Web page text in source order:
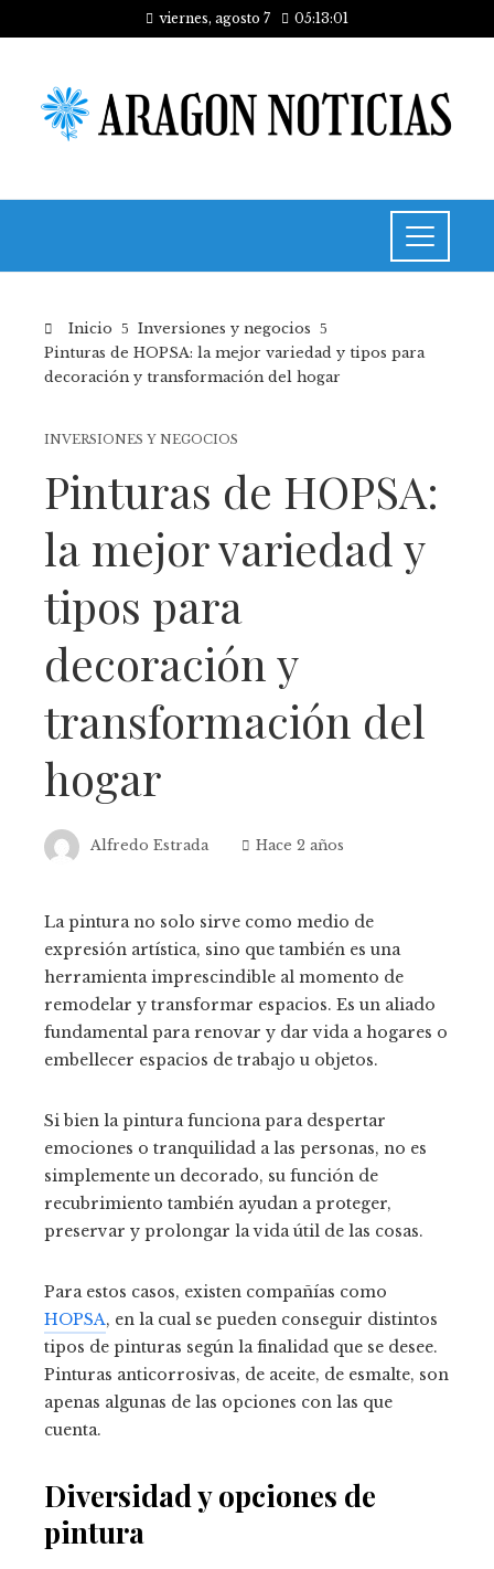
viernes, agosto 7 05:13:01
Inicio
Inversiones y negocios
Pinturas de HOPSA: la mejor variedad y tipos para
decoración y transformación del hogar
INVERSIONES Y NEGOCIOS
Pinturas de HOPSA:
la mejor variedad y
tipos para
decoración y
transformación del
hogar
Alfredo Estrada Hace 2 años
La pintura no solo sirve como medio de
expresión artística, sino que también es una
herramienta imprescindible al momento de
remodelar y transformar espacios. Es un aliado
fundamental para renovar y dar vida a hogares o
embellecer espacios de trabajo u objetos.
Si bien la pintura funciona para despertar
emociones o tranquilidad a las personas, no es
simplemente un decorado, su función de
recubrimiento también ayudan a proteger,
preservar y prolongar la vida útil de las cosas.
Para estos casos, existen compañías como
HOPSA, en la cual se pueden conseguir distintos
tipos de pinturas según la finalidad que se desee.
Pinturas anticorrosivas, de aceite, de esmalte, son
apenas algunas de las opciones con las que
cuenta.
Diversidad y opciones de
pintura